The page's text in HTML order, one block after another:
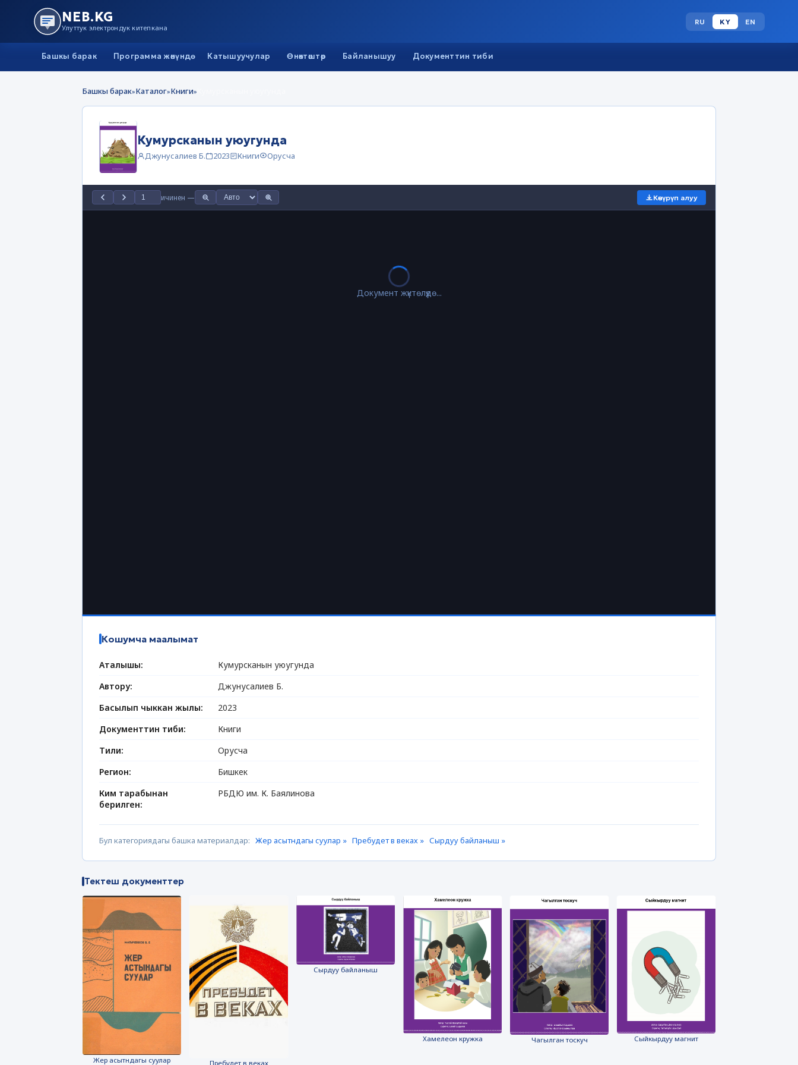
NEB.KG
Улуттук электрондук китепкана
RU KY EN
Башкы барак Программа жөнүндө Катышуучулар Өнөктөштөр Байланышуу Документтин тиби
Башкы барак»Каталог»Книги»
Кумурсканын уюугунда
Джунусалиев Б. 2023 Книги Орусча
ичинен — Көчүрүп алуу
Документ жүктөлүүдө...
Кошумча маалымат
Аталышы:
Кумурсканын уюугунда
Автору:
Джунусалиев Б.
Басылып чыккан жылы:
2023
Документтин тиби:
Книги
Тили:
Орусча
Регион:
Бишкек
Ким тарабынан
берилген:
РБДЮ им. К. Баялинова
Бул категориядагы башка материалдар: Жер асытндагы суулар » Пребудет в веках » Сырдуу байланыш »
Тектеш документтер
Жер асытндагы суулар Пребудет в веках
Сырдуу байланыш
Хамелеон кружка Чагылган тоскуч Сыйкырдуу магнит